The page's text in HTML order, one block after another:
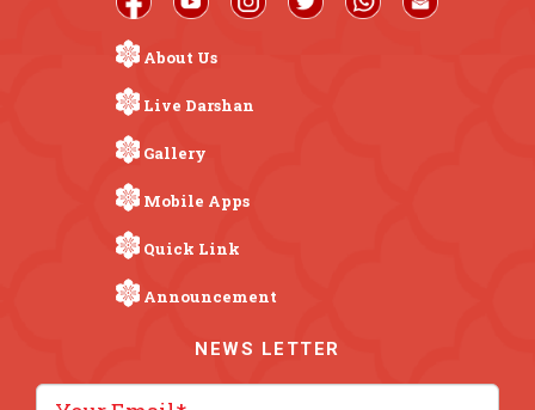
About Us
Live Darshan
Gallery
Mobile Apps
Quick Link
Announcement
NEWS LETTER